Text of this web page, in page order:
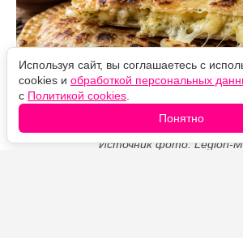
Источник фото: Legion-
Используя сайт, вы соглашаетесь с
cookies и обработкой персональных
с Политикой cookies
Понятно